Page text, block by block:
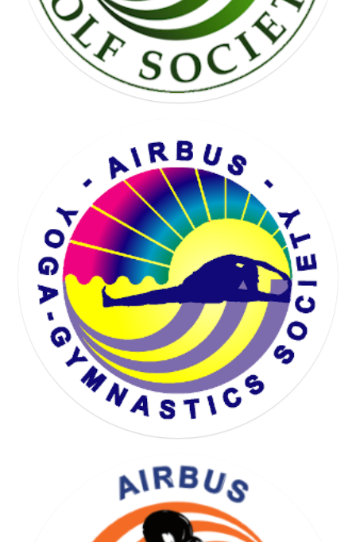
KARTING SOCIETY